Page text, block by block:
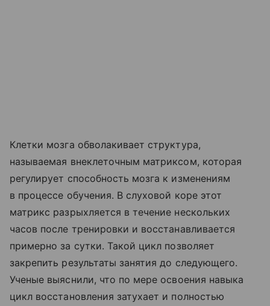
Клетки мозга обволакивает структура,
называемая внеклеточным матриксом, которая
регулирует способность мозга к изменениям
в процессе обучения. В слуховой коре этот
матрикс разрыхляется в течение нескольких
часов после тренировки и восстанавливается
примерно за сутки. Такой цикл позволяет
закрепить результаты занятия до следующего.
Ученые выяснили, что по мере освоения навыка
цикл восстановления затухает и полностью